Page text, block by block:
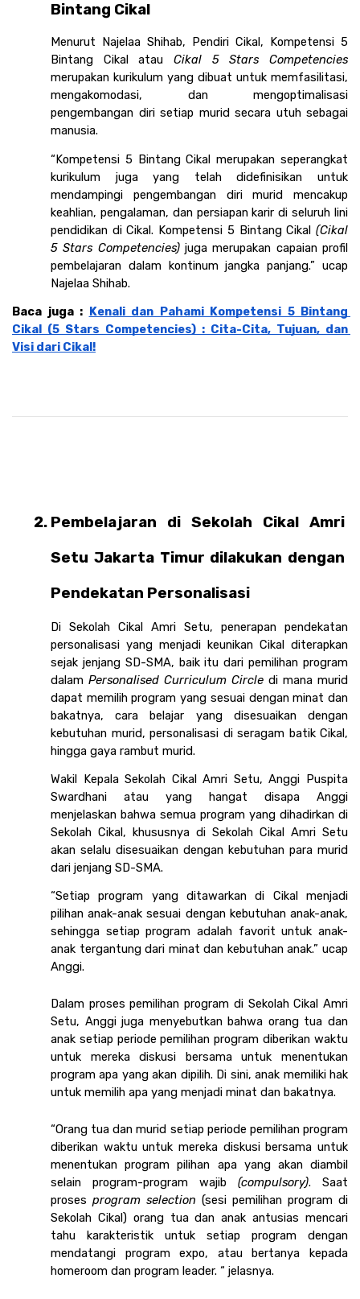
Bintang Cikal
Menurut Najelaa Shihab, Pendiri Cikal, Kompetensi 5
Bintang Cikal atau Cikal 5 Stars Competencies
merupakan kurikulum yang dibuat untuk memfasilitasi,
mengakomodasi, dan mengoptimalisasi
pengembangan diri setiap murid secara utuh sebagai
manusia.
“Kompetensi 5 Bintang Cikal merupakan seperangkat
kurikulum juga yang telah didefinisikan untuk
mendampingi pengembangan diri murid mencakup
keahlian, pengalaman, dan persiapan karir di seluruh lini
pendidikan di Cikal. Kompetensi 5 Bintang Cikal (Cikal
5 Stars Competencies) juga merupakan capaian profil
pembelajaran dalam kontinum jangka panjang.” ucap
Najelaa Shihab.
Baca juga : Kenali dan Pahami Kompetensi 5 Bintang
Cikal (5 Stars Competencies) : Cita-Cita, Tujuan, dan
Visi dari Cikal!
Pembelajaran di Sekolah Cikal Amri
Setu Jakarta Timur dilakukan dengan
Pendekatan Personalisasi
Di Sekolah Cikal Amri Setu, penerapan pendekatan
personalisasi yang menjadi keunikan Cikal diterapkan
sejak jenjang SD-SMA, baik itu dari pemilihan program
dalam Personalised Curriculum Circle di mana murid
dapat memilih program yang sesuai dengan minat dan
bakatnya, cara belajar yang disesuaikan dengan
kebutuhan murid, personalisasi di seragam batik Cikal,
hingga gaya rambut murid.
Wakil Kepala Sekolah Cikal Amri Setu, Anggi Puspita
Swardhani atau yang hangat disapa Anggi
menjelaskan bahwa semua program yang dihadirkan di
Sekolah Cikal, khususnya di Sekolah Cikal Amri Setu
akan selalu disesuaikan dengan kebutuhan para murid
dari jenjang SD-SMA.
“Setiap program yang ditawarkan di Cikal menjadi
pilihan anak-anak sesuai dengan kebutuhan anak-anak,
sehingga setiap program adalah favorit untuk anak-
anak tergantung dari minat dan kebutuhan anak.” ucap
Anggi.
Dalam proses pemilihan program di Sekolah Cikal Amri
Setu, Anggi juga menyebutkan bahwa orang tua dan
anak setiap periode pemilihan program diberikan waktu
untuk mereka diskusi bersama untuk menentukan
program apa yang akan dipilih. Di sini, anak memiliki hak
untuk memilih apa yang menjadi minat dan bakatnya.
“Orang tua dan murid setiap periode pemilihan program
diberikan waktu untuk mereka diskusi bersama untuk
menentukan program pilihan apa yang akan diambil
selain program-program wajib (compulsory). Saat
proses program selection (sesi pemilihan program di
Sekolah Cikal) orang tua dan anak antusias mencari
tahu karakteristik untuk setiap program dengan
mendatangi program expo, atau bertanya kepada
homeroom dan program leader. “ jelasnya.